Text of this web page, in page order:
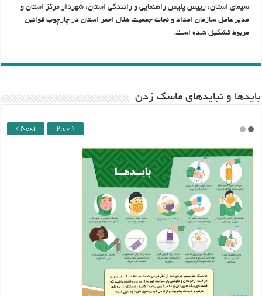
سیمای استان، رییس پلیس راهنمایی و رانندگی استان، شهردار مرکز استان و
مدیر عامل سازمان امداد و نجات جمعیت هلال احمر استان در چارچوب قوانین
مربوط تشکیل شده است.
باید‌ها و نبایدهای ماسک زدن
Next Prev